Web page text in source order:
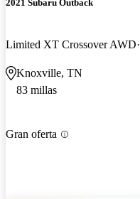
2021 Subaru Outback
Limited XT Crossover AWD
Knoxville, TN
83 millas
Gran oferta